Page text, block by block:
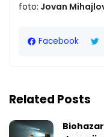
foto: Jovan
Facebook
Related Posts